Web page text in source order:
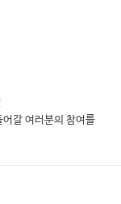
갈 여러분의 참여를